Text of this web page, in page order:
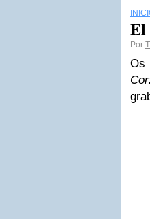
El
Por
Os